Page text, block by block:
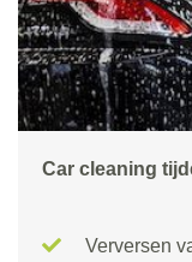
Car cleaning
Verversen